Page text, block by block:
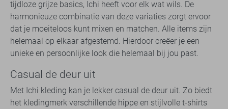
tijdloze grijze basics, Ichi heeft voor elk wat wils. De
harmonieuze combinatie van deze variaties zorgt ervoor
dat je moeiteloos kunt mixen en matchen. Alle items zijn
helemaal op elkaar afgestemd. Hierdoor creëer je een
unieke en persoonlijke look die helemaal bij jou past.
Casual de deur uit
Met Ichi kleding kan je lekker casual de deur uit. Zo biedt
het kledingmerk verschillende hippe en stijlvolle t-shirts